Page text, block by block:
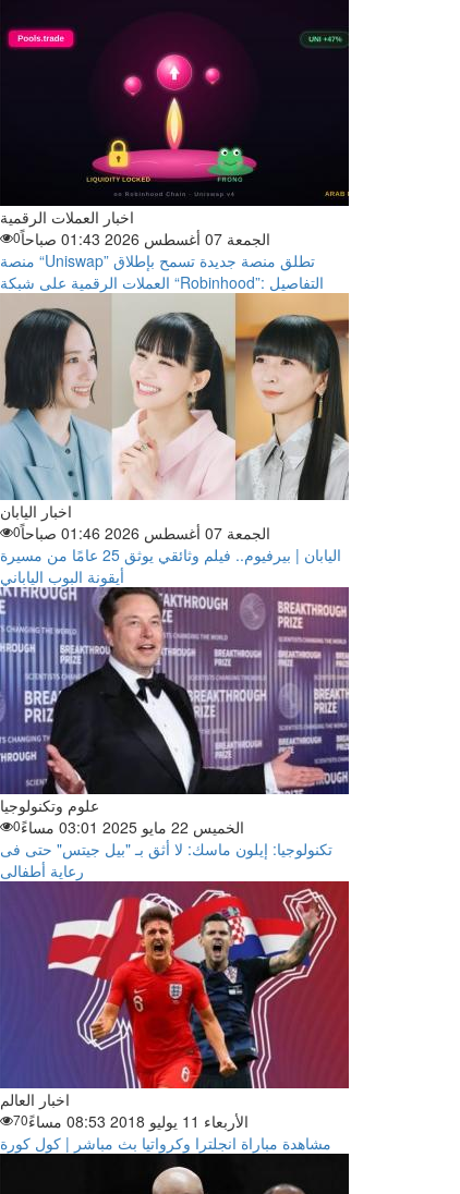
اخبار العملات الرقمية
الجمعة 07 أغسطس 2026 01:43 صباحاً
0
منصة “Uniswap” تطلق منصة جديدة تسمح بإطلاق
العملات الرقمية على شبكة “Robinhood”: التفاصيل
اخبار اليابان
الجمعة 07 أغسطس 2026 01:46 صباحاً
0
اليابان | بيرفيوم.. فيلم وثائقي يوثق 25 عامًا من مسيرة
أيقونة البوب الياباني
علوم وتكنولوجيا
الخميس 22 مايو 2025 03:01 مساءً
0
تكنولوجيا: إيلون ماسك: لا أثق بـ "بيل جيتس" حتى فى
رعاية أطفالى
اخبار العالم
الأربعاء 11 يوليو 2018 08:53 مساءً
70
مشاهدة مباراة انجلترا وكرواتيا بث مباشر | كول كورة